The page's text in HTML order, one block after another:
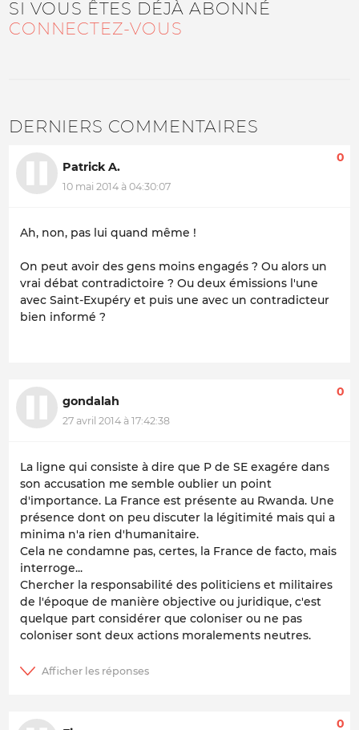
SI VOUS ÊTES DÉJÀ ABONNÉ
CONNECTEZ-VOUS
DERNIERS COMMENTAIRES
Patrick A.
10 mai 2014 à 04:30:07
0
Ah, non, pas lui quand même !
On peut avoir des gens moins engagés ? Ou alors un
vrai débat contradictoire ? Ou deux émissions l'une
avec Saint-Exupéry et puis une avec un contradicteur
bien informé ?
gondalah
27 avril 2014 à 17:42:38
0
La ligne qui consiste à dire que P de SE exagére dans
son accusation me semble oublier un point
d'importance. La France est présente au Rwanda. Une
présence dont on peu discuter la légitimité mais qui a
minima n'a rien d'humanitaire.
Cela ne condamne pas, certes, la France de facto, mais
interroge...
Chercher la responsabilité des politiciens et militaires
de l'époque de manière objective ou juridique, c'est
quelque part considérer que coloniser ou ne pas
coloniser sont deux actions moralements neutres.
0